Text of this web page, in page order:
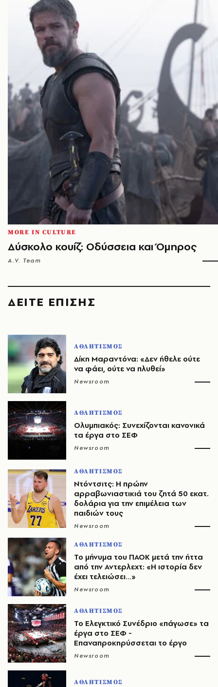
MORE IN CULTURE
Δύσκολο κουίζ: Οδύσσεια και Όμηρος
A.V. Team
ΔΕΙΤΕ ΕΠΙΣΗΣ
ΑΘΛΗΤΙΣΜΟΣ
Δίκη Μαραντόνα: «Δεν ήθελε ούτε
να φάει, ούτε να πλυθεί»
Newsroom
ΑΘΛΗΤΙΣΜΟΣ
Ολυμπιακός: Συνεχίζονται κανονικά
τα έργα στο ΣΕΦ
Newsroom
ΑΘΛΗΤΙΣΜΟΣ
Ντόντσιτς: Η πρώην
αρραβωνιαστικιά του ζητά 50 εκατ.
δολάρια για την επιμέλεια των
παιδιών τους
Newsroom
ΑΘΛΗΤΙΣΜΟΣ
Το μήνυμα του ΠΑΟΚ μετά την ήττα
από την Αντερλεχτ: «Η ιστορία δεν
έχει τελειώσει…»
Newsroom
ΑΘΛΗΤΙΣΜΟΣ
Το Ελεγκτικό Συνέδριο «πάγωσε» τα
έργα στο ΣΕΦ -
Επαναπροκηρύσσεται το έργο
Newsroom
ΑΘΛΗΤΙΣΜΟΣ